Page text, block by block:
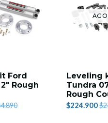
Ford
2" Rough
Leveling
Tundra
Rough
$224.900